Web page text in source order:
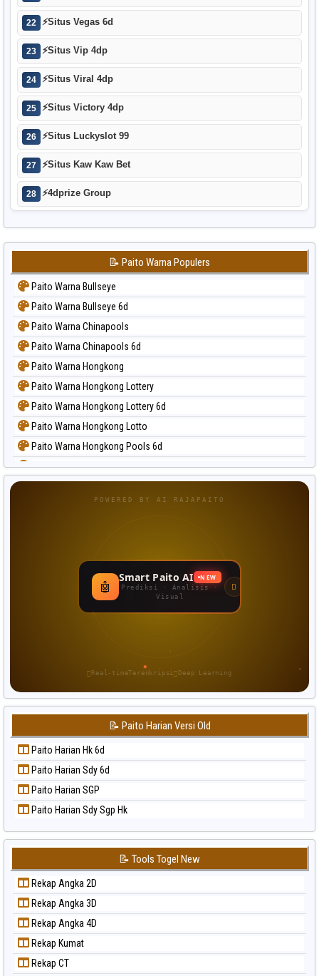
22 ⚡Situs Vegas 6d
23 ⚡Situs Vip 4dp
24 ⚡Situs Viral 4dp
25 ⚡Situs Victory 4dp
26 ⚡Situs Luckyslot 99
27 ⚡Situs Kaw Kaw Bet
28 ⚡4dprize Group
📝 Paito Warna Populers
Paito Warna Bullseye
Paito Warna Bullseye 6d
Paito Warna Chinapools
Paito Warna Chinapools 6d
Paito Warna Hongkong
Paito Warna Hongkong Lottery
Paito Warna Hongkong Lottery 6d
Paito Warna Hongkong Lotto
Paito Warna Hongkong Pools 6d
Paito Warna Japan
Paito Warna Nagoya
Paito Warna New York Midday
Paito Warna North Carolina Day
Paito Warna Sydney
Paito Warna Sydney Lottery
Paito Warna Sydney Lottery 6d
Paito Warna Sydney Lotto
Paito Warna Sydney Pools 6d
Paito Warna Taipei
POWERED BY AI RAJAPAITO
🤖
Smart Paito AI NEW
Prediksi · Analisis ·
Visual
Real-timeTerenkripsi Deep Learning
📝 Paito Harian Versi Old
Paito Harian Hk 6d
Paito Harian Sdy 6d
Paito Harian SGP
Paito Harian Sdy Sgp Hk
📝 Tools Togel New
Rekap Angka 2D
Rekap Angka 3D
Rekap Angka 4D
Rekap Kumat
Rekap CT